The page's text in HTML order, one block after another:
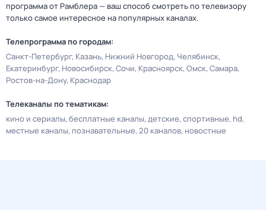
программа от Рамблера — ваш способ смотреть по телевизору
только самое интересное на популярных каналах.
Телепрограмма по городам:
Санкт-Петербург Казань Нижний Новгород Челябинск
Екатеринбург Новосибирск Сочи Красноярск Омск Самара
Ростов-на-Дону Краснодар
Телеканалы по тематикам:
кино и сериалы бесплатные каналы детские спортивные hd
местные каналы познавательные 20 каналов новостные